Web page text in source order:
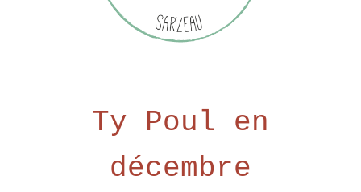
Ty Poul en
décembre